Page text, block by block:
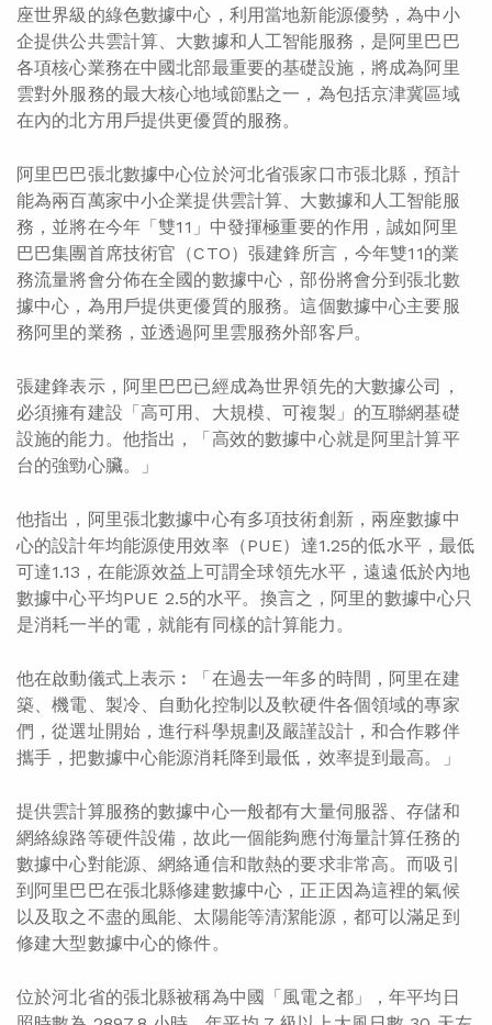
座世界級的綠色數據中心，利用當地新能源優勢，為中小
企提供公共雲計算、大數據和人工智能服務，是阿里巴巴
各項核心業務在中國北部最重要的基礎設施，將成為阿里
雲對外服務的最大核心地域節點之一，為包括京津冀區域
在內的北方用戶提供更優質的服務。
阿里巴巴張北數據中心位於河北省張家口市張北縣，預計
能為兩百萬家中小企業提供雲計算、大數據和人工智能服
務，並將在今年「雙11」 中發揮極重要的作用，誠如阿里
巴巴集團首席技術官（CTO）張建鋒所言，今年雙11的業
務流量將會分佈在全國的數據中心，部份將會分到張北數
據中心，為用戶提供更優質的服務。這個數據中心主要服
務阿里的業務，並透過阿里雲服務外部客戶。
張建鋒表示，阿里巴巴已經成為世界領先的大數據公司，
必須擁有建設「高可用、大規模、可複製」的互聯網基礎
設施的能力。他指出，「高效的數據中心就是阿里計算平
台的強勁心臟。」
他指出，阿里張北數據中心有多項技術創新，兩座數據中
心的設計年均能源使用效率（PUE）達1.25的低水平，最低
可達1.13，在能源效益上可謂全球領先水平，遠遠低於內地
數據中心平均PUE 2.5的水平。換言之，阿里的數據中心只
是消耗一半的電，就能有同樣的計算能力。
他在啟動儀式上表示︰「在過去一年多的時間，阿里在建
築、機電、製冷、自動化控制以及軟硬件各個領域的專家
們，從選址開始，進行科學規劃及嚴謹設計，和合作夥伴
攜手，把數據中心能源消耗降到最低，效率提到最高。」
提供雲計算服務的數據中心一般都有大量伺服器、存儲和
網絡線路等硬件設備，故此一個能夠應付海量計算任務的
數據中心對能源、網絡通信和散熱的要求非常高。而吸引
到阿里巴巴在張北縣修建數據中心，正正因為這裡的氣候
以及取之不盡的風能、太陽能等清潔能源，都可以滿足到
修建大型數據中心的條件。
位於河北省的張北縣被稱為中國「風電之都」，年平均日